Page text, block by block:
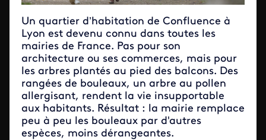
Un quartier d’habitation de Confluence à
Lyon est devenu connu dans toutes les
mairies de France. Pas pour son
architecture ou ses commerces, mais pour
les arbres plantés au pied des balcons. Des
rangées de bouleaux, un arbre au pollen
allergisant, rendent la vie insupportable
aux habitants. Résultat : la mairie remplace
peu à peu les bouleaux par d'autres
espèces, moins dérangeantes.